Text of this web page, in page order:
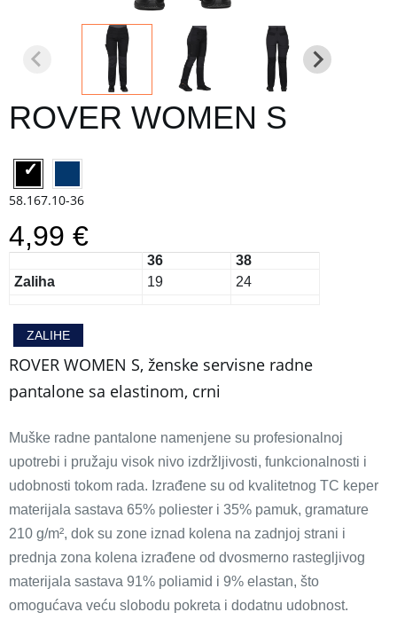
ROVER WOMEN S
58.167.10-36
4,99 €
36
38
Zaliha
19 24
ZALIHE
ROVER WOMEN S, ženske servisne radne
pantalone sa elastinom, crni
Muške radne pantalone namenjene su profesionalnoj
upotrebi i pružaju visok nivo izdržljivosti, funkcionalnosti i
udobnosti tokom rada. Izrađene su od kvalitetnog TC keper
materijala sastava 65% poliester i 35% pamuk, gramature
210 g/m², dok su zone iznad kolena na zadnjoj strani i
prednja zona kolena izrađene od dvosmerno rastegljivog
materijala sastava 91% poliamid i 9% elastan, što
omogućava veću slobodu pokreta i dodatnu udobnost.